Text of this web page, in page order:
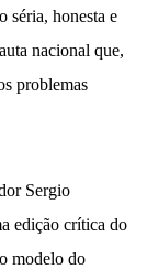
séria, honesta e
nacional que,
problemas
Sergio
edição crítica do
modelo do